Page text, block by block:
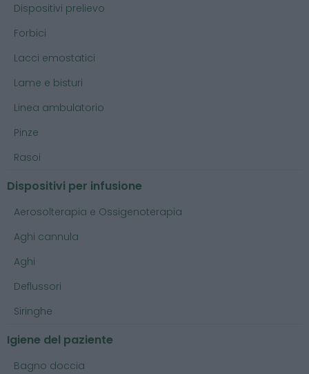
Dispositivi prelievo
Forbici
Lacci emostatici
Lame e bisturi
Linea ambulatorio
Pinze
Rasoi
Dispositivi per infusione
Aerosolterapia e Ossigenoterapia
Aghi cannula
Aghi
Deflussori
Siringhe
Igiene del paziente
Bagno doccia